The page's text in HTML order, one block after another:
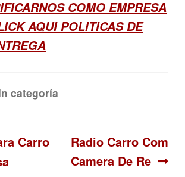
COMO EMPRESA
AQUI POLITICAS DE
categoría
Carro
Siguiente:
Radio Carro Com
Camera De Re